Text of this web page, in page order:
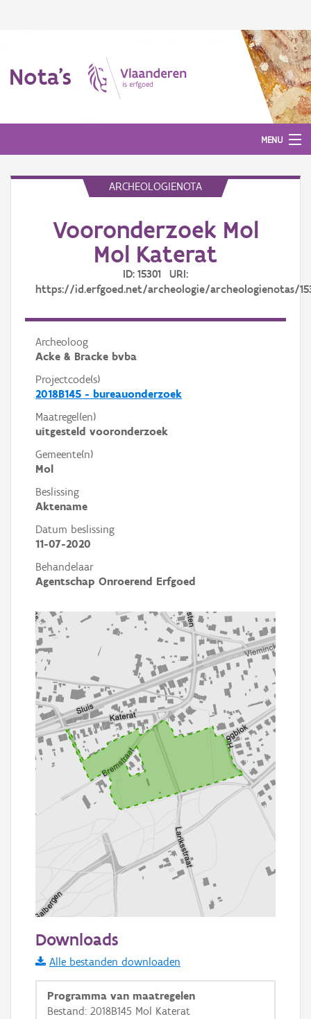
Nota's
MENU
Aanmelden
ARCHEOLOGIENOTA
Vooronderzoek Mol
Mol Katerat
ID: 15301 URI:
https://id.erfgoed.net/archeologie/archeologienotas/
Archeoloog
Acke & Bracke bvba
Projectcode(s)
2018B145 - bureauonderzoek
Maatregel(en)
uitgesteld vooronderzoek
Gemeente(n)
Mol
Beslissing
Aktename
Datum beslissing
11-07-2020
Behandelaar
Agentschap Onroerend Erfgoed
Informatie Vlaanderen
i
Downloads
Alle bestanden downloaden
Programma van maatregelen
Bestand: 2018B145 Mol Katerat